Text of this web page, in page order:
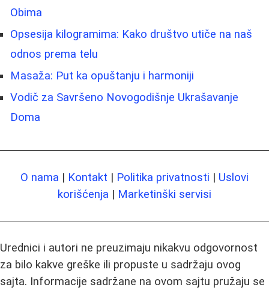
Obima
Opsesija kilogramima: Kako društvo utiče na naš
odnos prema telu
Masaža: Put ka opuštanju i harmoniji
Vodič za Savršeno Novogodišnje Ukrašavanje
Doma
O nama | Kontakt | Politika privatnosti | Uslovi
korišćenja | Marketinški servisi
Urednici i autori ne preuzimaju nikakvu odgovornost
za bilo kakve greške ili propuste u sadržaju ovog
sajta. Informacije sadržane na ovom sajtu pružaju se